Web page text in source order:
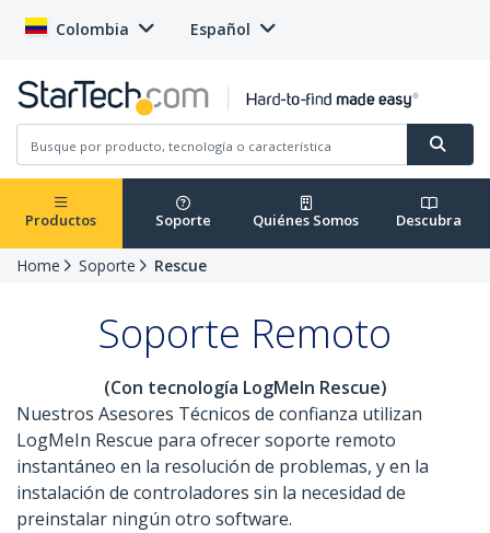
Colombia Español
Productos Soporte Quiénes Somos Descubra
Home Soporte Rescue
Soporte Remoto
(Con tecnología LogMeIn Rescue)
Nuestros Asesores Técnicos de confianza utilizan
LogMeIn Rescue para ofrecer soporte remoto
instantáneo en la resolución de problemas, y en la
instalación de controladores sin la necesidad de
preinstalar ningún otro software.